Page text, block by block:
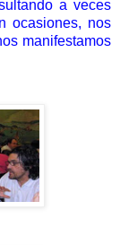
a veces
ocasiones, nos
manifestamos